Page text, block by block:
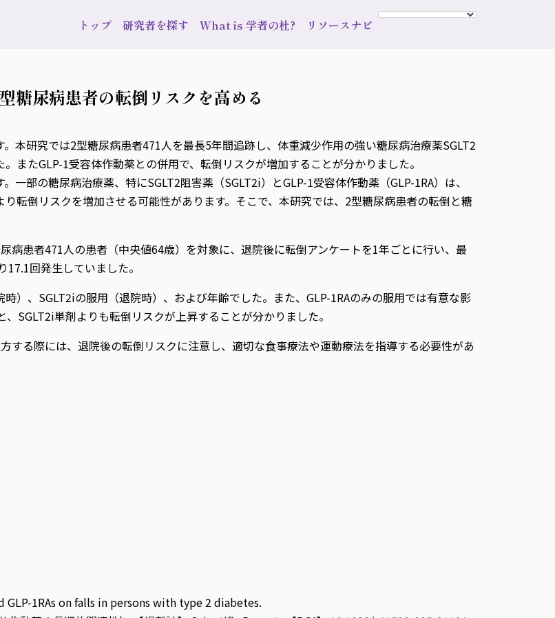
トップ 研究者を探す What is 学者の杜? リソースナビ
糖尿病患者の転倒リスクを高める
本研究では2型糖尿病患者471人を最長5年間追跡し、体重減少作用の強い糖尿病治療薬SGLT2
またGLP-1受容体作動薬との併用で、転倒リスクが増加することが分かりました。
一部の糖尿病治療薬、特にSGLT2阻害薬（SGLT2i）とGLP-1受容体作動薬（GLP-1RA）は、
転倒リスクを増加させる可能性があります。そこで、本研究では、2型糖尿病患者の転倒と糖
病患者471人の患者（中央値64歳）を対象に、退院後に転倒アンケートを1年ごとに行い、最
回発生していました。
）、SGLT2iの服用（退院時）、および年齢でした。また、GLP-1RAのみの服用では有意な影
SGLT2i単剤よりも転倒リスクが上昇することが分かりました。
する際には、退院後の転倒リスクに注意し、適切な食事療法や運動療法を指導する必要性があ
1RAs on falls in persons with type 2 diabetes.